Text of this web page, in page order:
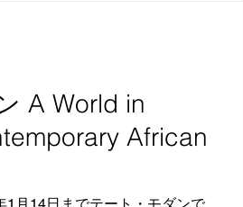
A World in
African
1月14日までテート・モダンで